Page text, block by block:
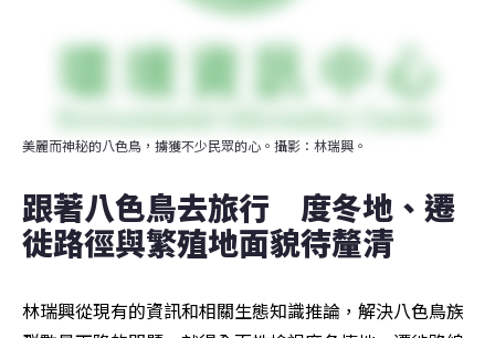
美麗而神秘的八色鳥，擄獲不少民眾的心。攝影：林瑞興。
跟著八色鳥去旅行　度冬地、遷
徙路徑與繁殖地面貌待釐清
林瑞興從現有的資訊和相關生態知識推論，解決八色鳥族